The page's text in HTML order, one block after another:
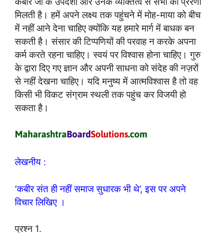
मिलती है। हमें अपने लक्ष्य तक पहुंचने में मोह-माया को बीच
में नहीं आने देना चाहिए क्योंकि यह हमारे मार्ग में बाधक बन
सकती है। संसार की टिप्पणियों की परवाह न करके अपना
कर्म करते रहना चाहिए। स्वयं पर विश्वास होना चाहिए। गुरु
के द्वारा दिए गए ज्ञान और अपनी साधना को संदेह की नज़रों
से नहीं देखना चाहिए। यदि मनुष्य में आत्मविश्वास है तो वह
किसी भी विकट संग्राम स्थली तक पहुंच कर विजयी हो
सकता है।
लेखनीय :
‘कबीर संत ही नहीं समाज सुधारक भी थे’, इस पर अपने
विचार लिखिए ।
प्रश्न 1.